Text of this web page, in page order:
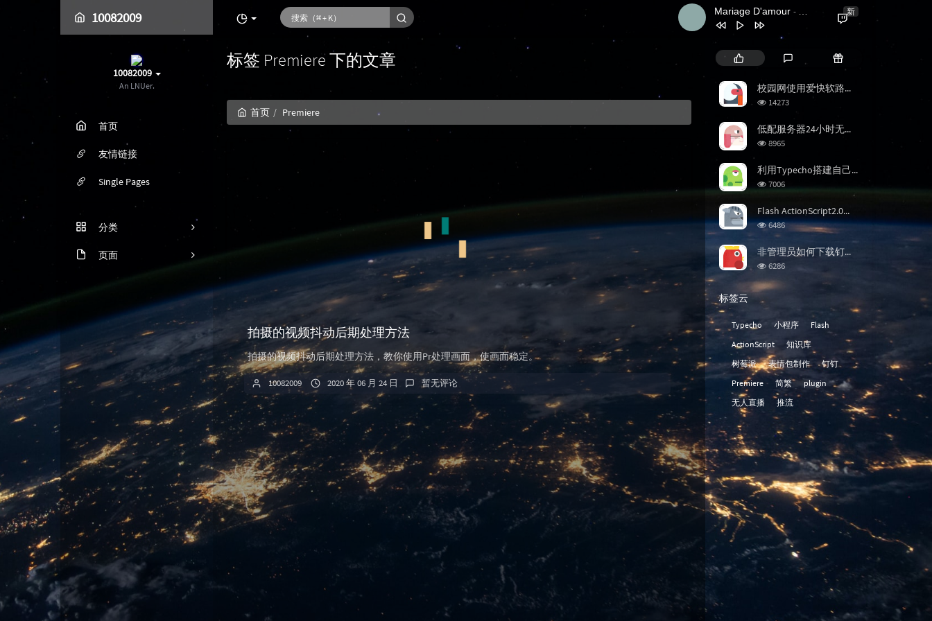
10082009 Mariage D'amour - Richard Clayderman 新
10082009
An LNUer.
首页
友情链接
Single Pages
分类
21
2
1
1
页面
支付中心
文章归档
明信片寄递指南
标签 Premiere 下的文章
首页 Premiere
拍摄的视频抖动后期处理方法
拍摄的视频抖动后期处理方法，教你使用Pr处理画面，使画面稳定。
10082009 2020 年 06 月 24 日 暂无评论
热
门
文
评
随
机
文校园网使用爱快软路由单线多拨实现网速叠加
浏
次
数:
14273
低配服务器24小时无人推流直播教程
浏
次
数:
8965
利用Typecho搭建自己的知识管理系统(上)
浏
次
数:
7006
Flash ActionScript2.0制作倒计时小程序
浏
览
次
数:
6486
非管理员如何下载钉钉直播回放
浏
次
6286
标签云
Typecho 小程序
Flash
ActionScript
知识库
树莓派
表情包制作
钉钉
Premiere
简繁
plugin
无人直播
推流